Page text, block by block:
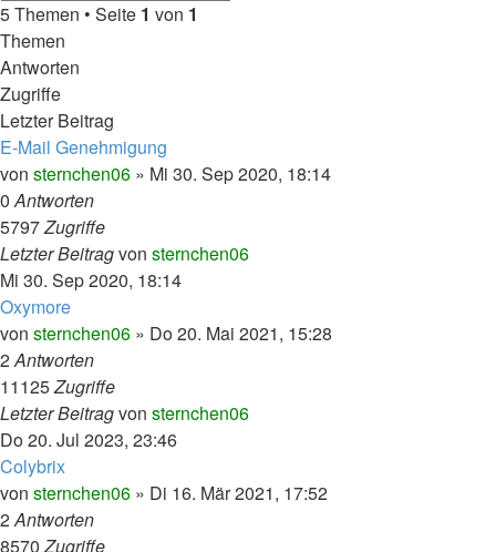
5 Themen • Seite 1 von 1
Themen
Antworten
Zugriffe
Letzter Beitrag
E-Mail Genehmigung
von sternchen06 » Mi 30. Sep 2020, 18:14
0Antworten
5797Zugriffe
Letzter Beitragvon sternchen06
Mi 30. Sep 2020, 18:14
Oxymore
von sternchen06 » Do 20. Mai 2021, 15:28
2Antworten
11125Zugriffe
Letzter Beitragvon sternchen06
Do 20. Jul 2023, 23:46
Colybrix
von sternchen06 » Di 16. Mär 2021, 17:52
2Antworten
8570Zugriffe